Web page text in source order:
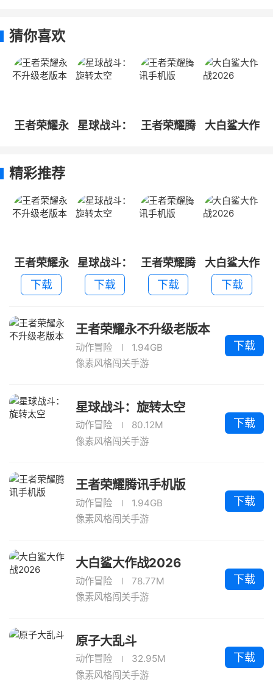
猜你喜欢
王者荣耀永
星球战斗：
王者荣耀腾
大白鲨大作
精彩推荐
王者荣耀永
不升级老版
本
下载
星球战斗：
旋转太空
下载
王者荣耀腾
讯手机版
下载
大白鲨大作
战2026
下载
王者荣耀永不升级老版本
动作冒险
1.94GB
像素风格闯关手游
下载
星球战斗：旋转太空
动作冒险
80.12M
像素风格闯关手游
下载
王者荣耀腾讯手机版
动作冒险
1.94GB
像素风格闯关手游
下载
大白鲨大作战2026
动作冒险
78.77M
像素风格闯关手游
下载
原子大乱斗
动作冒险
32.95M
像素风格闯关手游
下载